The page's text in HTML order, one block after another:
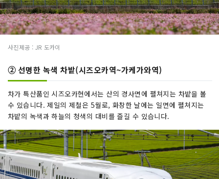
사진제공 : JR 도카이
➁ 선명한 녹색 차밭(시즈오카역~가케가와역)
차가 특산품인 시즈오카현에서는 산의 경사면에 펼쳐지는 차밭을 볼
수 있습니다. 제일의 제철은 5월로, 화창한 날에는 일면에 펼쳐지는
차밭의 녹색과 하늘의 청색의 대비를 즐길 수 있습니다.